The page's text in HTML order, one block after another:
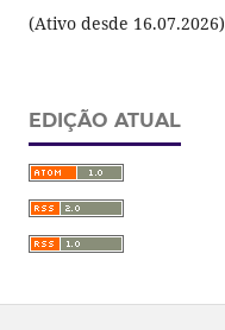
(Ativo desde 16.07.2026)
EDIÇÃO ATUAL